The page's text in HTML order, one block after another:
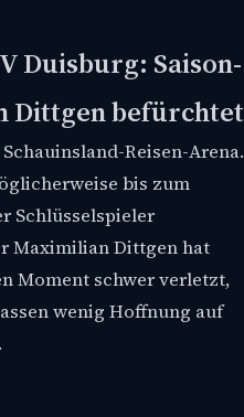
Duisburg: Saison-
Dittgen befürchtet
Reisen-Arena.
bis zum
Schlüsselspieler
Maximilian Dittgen hat
Moment schwer verletzt,
wenig Hoffnung auf